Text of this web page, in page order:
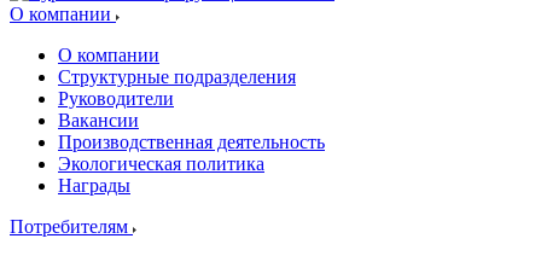
О компании
О компании
Структурные подразделения
Руководители
Вакансии
Производственная деятельность
Экологическая политика
Награды
Потребителям